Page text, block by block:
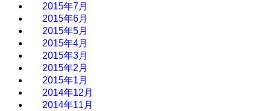
2015年7月
2015年6月
2015年5月
2015年4月
2015年3月
2015年2月
2015年1月
2014年12月
2014年11月